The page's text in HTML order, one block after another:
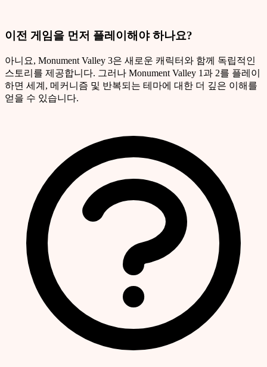
이전 게임을 먼저 플레이해야 하나요?
아니요, Monument Valley 3은 새로운 캐릭터와 함께 독립적인
스토리를 제공합니다. 그러나 Monument Valley 1과 2를 플레이
하면 세계, 메커니즘 및 반복되는 테마에 대한 더 깊은 이해를
얻을 수 있습니다.